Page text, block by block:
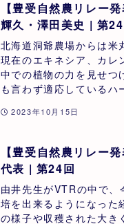
【豊受自然農リレー
輝久・澤田美史 | 第
北海道洞爺農場からは米
現在のエキネシア、カレ
中での植物の力を見せつ
も言わず適応しているハ
2023年10月15日
【豊受自然農リレー
代表 | 第24回
由井先生がVTRの中で
培を出来るようになった
の様子や収穫された大き